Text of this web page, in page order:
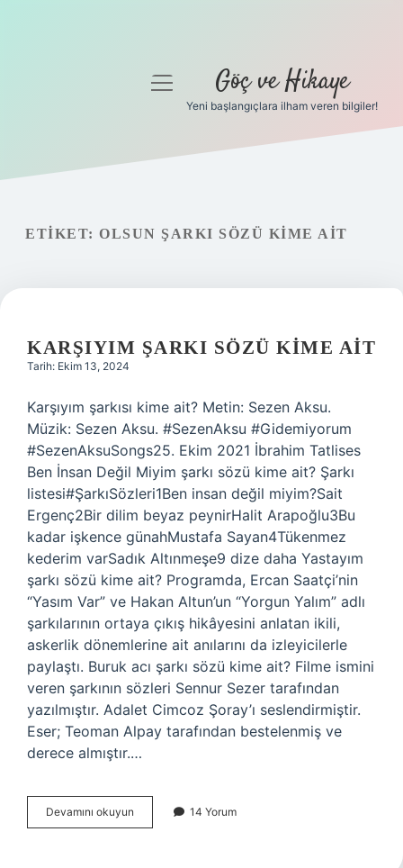
Gizlilik Politikası
menüyü
Göç ve Hikaye
Yeni başlangıçlara ilham veren bilgiler!
ETIKET: OLSUN ŞARKI SÖZÜ KIME AIT
KARŞIYIM ŞARKI SÖZÜ KIME AIT
Tarih: Ekim 13, 2024
Karşıyım şarkısı kime ait? Metin: Sezen Aksu.
Müzik: Sezen Aksu. #SezenAksu #Gidemiyorum
#SezenAksuSongs25. Ekim 2021 İbrahim Tatlises
Ben İnsan Değil Miyim şarkı sözü kime ait? Şarkı
listesi#ŞarkıSözleri1Ben insan değil miyim?Sait
Ergenç2Bir dilim beyaz peynirHalit Arapoğlu3Bu
kadar işkence günahMustafa Sayan4Tükenmez
kederim varSadık Altınmeşe9 dize daha Yastayım
şarkı sözü kime ait? Programda, Ercan Saatçi’nin
“Yasım Var” ve Hakan Altun’un “Yorgun Yalım” adlı
şarkılarının ortaya çıkış hikâyesini anlatan ikili,
askerlik dönemlerine ait anılarını da izleyicilerle
paylaştı. Buruk acı şarkı sözü kime ait? Filme ismini
veren şarkının sözleri Sennur Sezer tarafından
yazılmıştır. Adalet Cimcoz Şoray’ı seslendirmiştir.
Eser; Teoman Alpay tarafından bestelenmiş ve
derece almıştır.…
Devamını okuyun Karşıyım
Şarkı
14 Yorum